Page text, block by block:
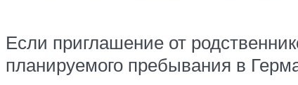
Если приглашение от
планируемого пребывания в